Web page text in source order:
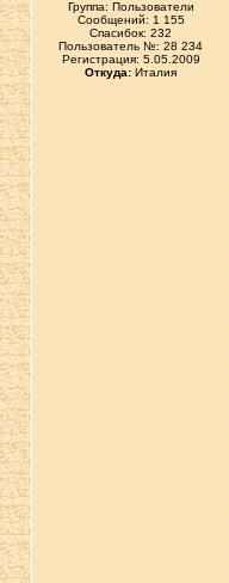
Группа: Пользователи
Сообщений: 1 155
Спасибок: 232
Пользователь №: 28 234
Регистрация: 5.05.2009
Откуда: Италия